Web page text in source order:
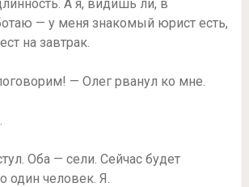
А я, видишь ли, в
— у меня знакомый юрист есть,
на завтрак.
— Олег рванул ко мне.
Оба — сели. Сейчас будет
один человек. Я.